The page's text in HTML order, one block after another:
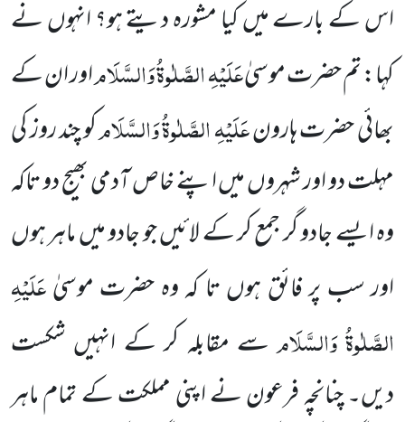
اس کے بارے میں کیا مشورہ دیتے ہو؟ انہوں نے
کہا: تم حضرت موسیٰعَلَیْہِ الصَّلٰوۃُ وَالسَّلَاماور ان کے
بھائی حضرت ہارونعَلَیْہِ الصَّلٰوۃُ وَالسَّلَامکو چند روز کی
مہلت دو اور شہروں میں اپنے خاص آدمی بھیج دو تاکہ
وہ ایسے جادو گر جمع کر کے لائیں جو جادو میں ماہر ہوں
اور سب پر فائق ہوں تا کہ وہ حضرت موسیٰعَلَیْہِ
الصَّلٰوۃُ وَالسَّلَامسے مقابلہ کر کے انہیں شکست
دیں۔ چنانچہ فرعون نے اپنی مملکت کے تمام ماہر